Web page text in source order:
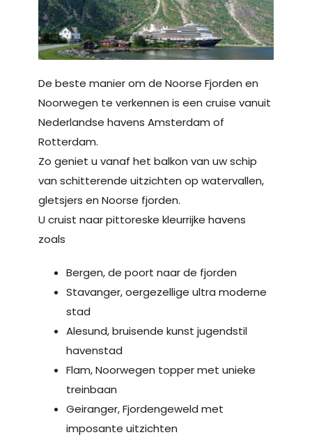
De beste manier om de Noorse Fjorden en
Noorwegen te verkennen is een cruise vanuit
Nederlandse havens Amsterdam of
Rotterdam.
Zo geniet u vanaf het balkon van uw schip
van schitterende uitzichten op watervallen,
gletsjers en Noorse fjorden.
U cruist naar pittoreske kleurrijke havens
zoals
Bergen, de poort naar de fjorden
Stavanger, oergezellige ultra moderne
stad
Alesund, bruisende kunst jugendstil
havenstad
Flam, Noorwegen topper met unieke
treinbaan
Geiranger, Fjordengeweld met
imposante uitzichten